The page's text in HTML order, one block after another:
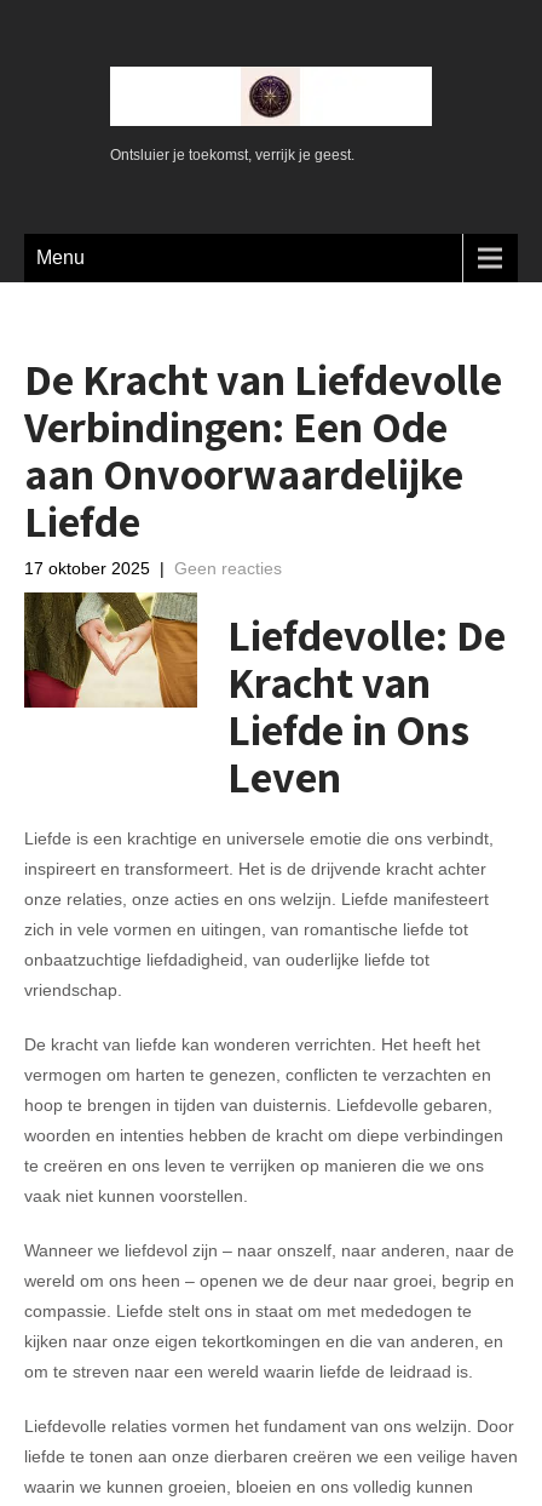
Ontsluier je toekomst, verrijk je geest.
Menu
De Kracht van Liefdevolle
Verbindingen: Een Ode
aan Onvoorwaardelijke
Liefde
17 oktober 2025 | Geen reacties
Liefdevolle: De
Kracht van
Liefde in Ons
Leven
Liefde is een krachtige en universele emotie die ons verbindt,
inspireert en transformeert. Het is de drijvende kracht achter
onze relaties, onze acties en ons welzijn. Liefde manifesteert
zich in vele vormen en uitingen, van romantische liefde tot
onbaatzuchtige liefdadigheid, van ouderlijke liefde tot
vriendschap.
De kracht van liefde kan wonderen verrichten. Het heeft het
vermogen om harten te genezen, conflicten te verzachten en
hoop te brengen in tijden van duisternis. Liefdevolle gebaren,
woorden en intenties hebben de kracht om diepe verbindingen
te creëren en ons leven te verrijken op manieren die we ons
vaak niet kunnen voorstellen.
Wanneer we liefdevol zijn – naar onszelf, naar anderen, naar de
wereld om ons heen – openen we de deur naar groei, begrip en
compassie. Liefde stelt ons in staat om met mededogen te
kijken naar onze eigen tekortkomingen en die van anderen, en
om te streven naar een wereld waarin liefde de leidraad is.
Liefdevolle relaties vormen het fundament van ons welzijn. Door
liefde te tonen aan onze dierbaren creëren we een veilige haven
waarin we kunnen groeien, bloeien en ons volledig kunnen